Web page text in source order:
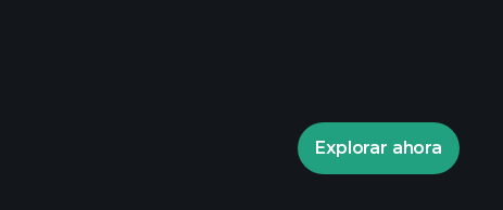
Playtrade
Explorar ahora